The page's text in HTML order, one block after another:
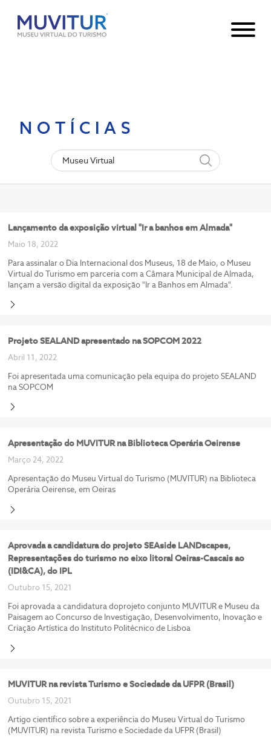
Notice: Undefined index: HTTP_ACCEPT_LANGUAGE in
/var/www/html/core/main/App.php
NOTÍCIAS
Lançamento da exposição virtual "Ir a banhos em Almada"
Maio 18, 2022
Para assinalar o Dia Internacional dos Museus, 18 de Maio, o Museu
Virtual do Turismo em parceria com a Câmara Municipal de Almada,
lançam a versão digital da exposição "Ir a Banhos em Almada".
Projeto SEALAND apresentado na SOPCOM 2022
Abril 11, 2022
Foi apresentada uma comunicação pela equipa do projeto SEALAND
na SOPCOM
Apresentação do MUVITUR na Biblioteca Operária Oeirense
Março 24, 2022
Apresentação do Museu Virtual do Turismo (MUVITUR) na Biblioteca
Operária Oeirense, em Oeiras
Aprovada a candidatura do projeto SEAside LANDscapes,
Representações do turismo no eixo litoral Oeiras-Cascais ao
(IDI&CA), do IPL
Outubro 15, 2021
Foi aprovada a candidatura doprojeto conjunto MUVITUR e Museu da
Paisagem ao Concurso de Investigação, Desenvolvimento, Inovação e
Criação Artística do Instituto Politécnico de Lisboa
MUVITUR na revista Turismo e Sociedade da UFPR (Brasil)
Outubro 15, 2021
Artigo científico sobre a experiência do Museu Virtual do Turismo
(MUVITUR) na revista Turismo e Sociedade da UFPR (Brasil)